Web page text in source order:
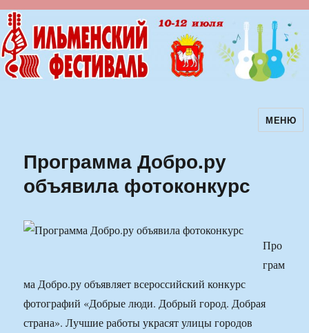
Ильменский фестиваль авторскойМЕНЮ
Программа Добро.ру
объявила фотоконкурс
Про
грам
ма Добро.ру объявляет всероссийский конкурс
фотографий «Добрые люди. Добрый город. Добрая
страна». Лучшие работы украсят улицы городов